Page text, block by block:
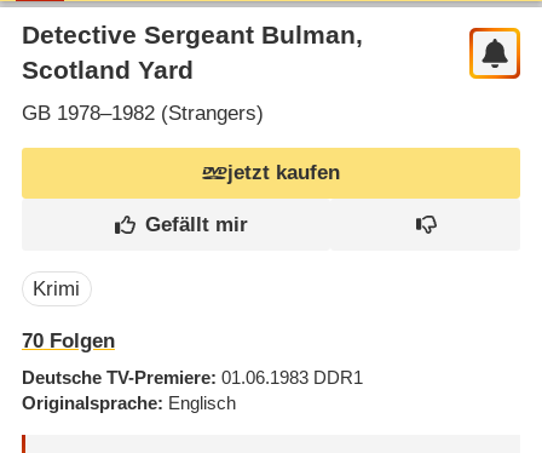
Detective Sergeant Bulman,
Scotland Yard
GB1978–1982 (Strangers)
jetzt kaufen
Krimi
70Folgen
Deutsche TV-Premiere 01.06.1983 DDR1
Originalsprache Englisch